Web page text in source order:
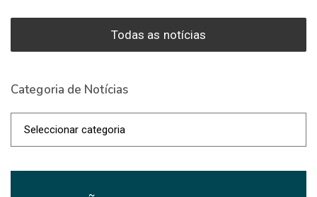
Todas as notícias
Categoria de Notícias